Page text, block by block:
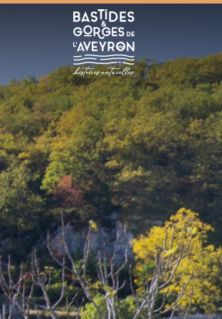
Bastides et Gorges de